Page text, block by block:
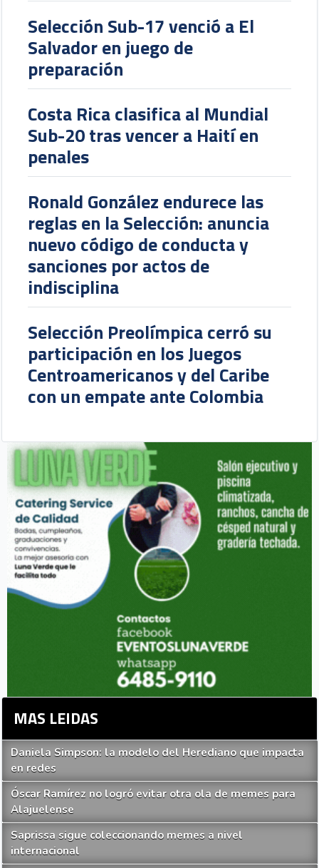
Selección Sub-17 venció a El
Salvador en juego de
preparación
Costa Rica clasifica al Mundial
Sub-20 tras vencer a Haití en
penales
Ronald González endurece las
reglas en la Selección: anuncia
nuevo código de conducta y
sanciones por actos de
indisciplina
Selección Preolímpica cerró su
participación en los Juegos
Centroamericanos y del Caribe
con un empate ante Colombia
MAS LEIDAS
Daniela Simpson: la modelo del Herediano que impacta
en redes
Óscar Ramírez no logró evitar otra ola de memes para
Alajuelense
Saprissa sigue coleccionando memes a nivel
internacional